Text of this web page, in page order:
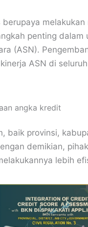
penting dalam
(ASN).
ASN di
angka kredit
baik provinsi,
demikian,
lebih